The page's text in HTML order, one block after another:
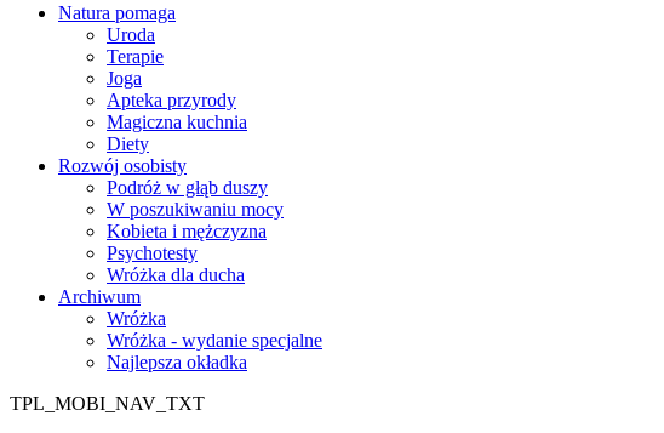
Natura pomaga
Uroda
Terapie
Joga
Apteka przyrody
Magiczna kuchnia
Diety
Rozwój osobisty
Podróż w głąb duszy
W poszukiwaniu mocy
Kobieta i mężczyzna
Psychotesty
Wróżka dla ducha
Archiwum
Wróżka
Wróżka - wydanie specjalne
Najlepsza okładka
TPL_MOBI_NAV_TXT